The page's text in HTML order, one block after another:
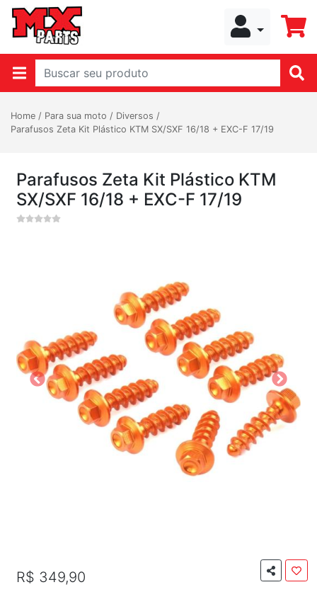
Home / Para sua moto / Diversos /
Parafusos Zeta Kit Plástico KTM SX/SXF 16/18 + EXC-F 17/19
Parafusos Zeta Kit Plástico KTM
SX/SXF 16/18 + EXC-F 17/19
R$ 349,90